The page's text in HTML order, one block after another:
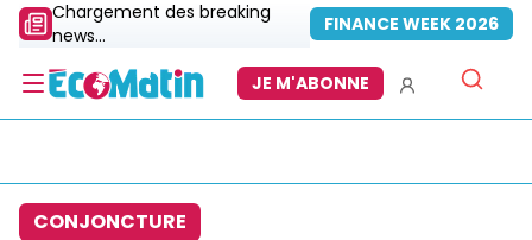
Chargement des breaking
news...
FINANCE WEEK 2026
JE M'ABONNE
CONJONCTURE